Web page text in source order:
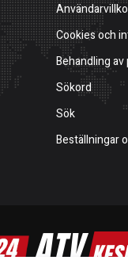
Cookies och
Behandling
Sökord
Sök
Beställningar